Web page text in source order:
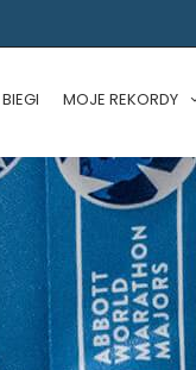
MOJE REKORDY